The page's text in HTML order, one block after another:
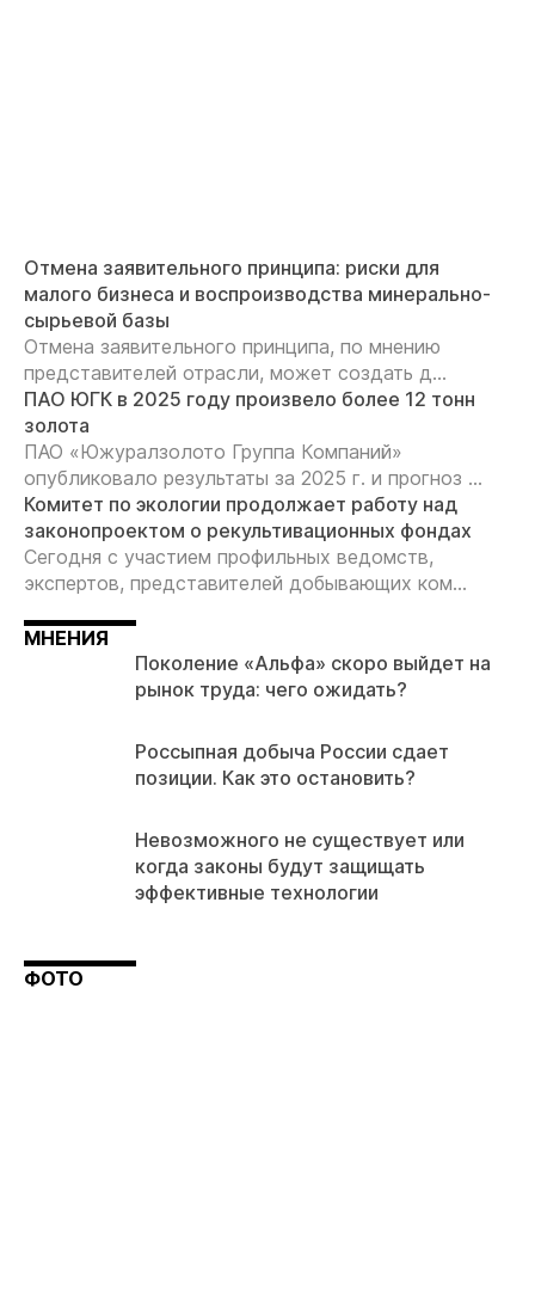
Отмена заявительного принципа: риски для
малого бизнеса и воспроизводства минерально-
сырьевой базы
Отмена заявительного принципа, по мнению
представителей отрасли, может создать д...
ПАО ЮГК в 2025 году произвело более 12 тонн
золота
ПАО «Южуралзолото Группа Компаний»
опубликовало результаты за 2025 г. и прогноз ...
Комитет по экологии продолжает работу над
законопроектом о рекультивационных фондах
Сегодня с участием профильных ведомств,
экспертов, представителей добывающих ком...
МНЕНИЯ
Поколение «Альфа» скоро выйдет на
рынок труда: чего ожидать?
Россыпная добыча России сдает
позиции. Как это остановить?
Невозможного не существует или
когда законы будут защищать
эффективные технологии
ФОТО